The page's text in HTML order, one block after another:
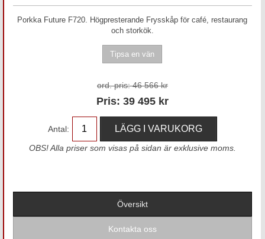
Porkka Future F720. Högpresterande Frysskåp för café, restaurang
och storkök.
ord. pris: 46 566 kr
Pris: 39 495 kr
Antal:
OBS! Alla priser som visas på sidan är exklusive moms.
Översikt
Kontakta oss